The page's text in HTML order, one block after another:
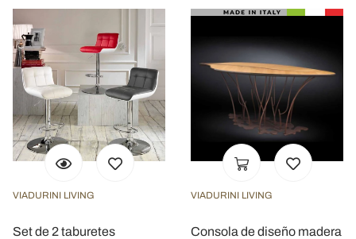
VIADURINI LIVING
Set de 2 taburetes
VIADURINI LIVING
Consola de diseño madera